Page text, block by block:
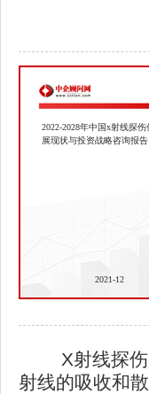
2022-2028年中国x射线探
展现状与投资战略咨询报告
2021-12
X射线探伤是
射线的吸收和